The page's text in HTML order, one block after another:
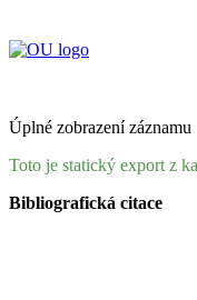
Úplné zobrazení záznamu
Toto je statický export z
Bibliografická citace